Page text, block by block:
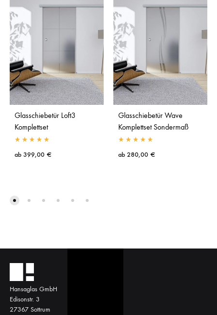
Glasschiebetür Loft3
Komplettset
ab 399,00 €
Glasschiebetür Wave
Komplettset Sondermaß
ab 280,00 €
Hansaglas GmbH
Edisonstr. 3
27367 Sottrum